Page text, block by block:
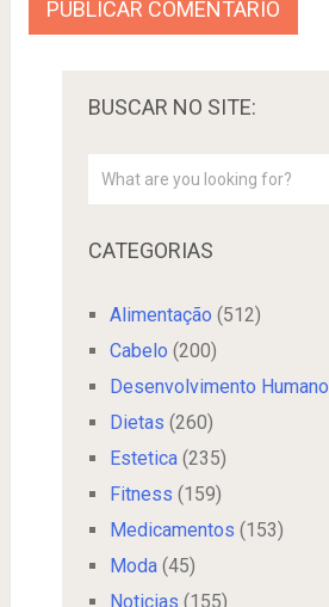
BUSCAR NO SITE:
CATEGORIAS
Alimentação (512)
Cabelo (200)
Desenvolvimento Humano
Dietas (260)
Estetica(235)
Fitness (159)
Medicamentos (153)
Moda(45)
Noticias (155)